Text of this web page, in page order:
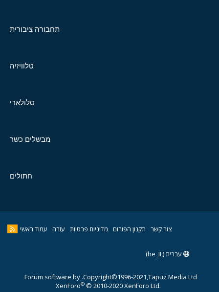
תחבורה ציבורית
טלוויזיה
סלולארי
מבשלים כשר
חתולים
צור קשר תקנון הפורום מדיניות פרטיות עזרה עמוד ראשי
עברית (he_IL)
Copyright©1996-2021,Tapuz Media Ltd.
Forum software by
XenForo® © 2010-2020 XenForo Ltd.